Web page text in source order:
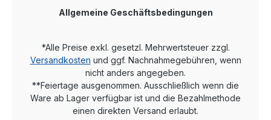
Allgemeine Geschäftsbedingungen
*Alle Preise exkl. gesetzl. Mehrwertsteuer zzgl.
Versandkosten und ggf. Nachnahmegebühren, wenn
nicht anders angegeben.
**Feiertage ausgenommen. Ausschließlich wenn die
Ware ab Lager verfügbar ist und die Bezahlmethode
einen direkten Versand erlaubt.